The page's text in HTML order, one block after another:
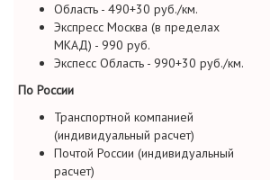
Область - 490+30 руб./км.
Экспресс Москва (в пределах
МКАД) - 990 руб.
Экспесс Область - 990+30 руб./км.
По России
Транспортной компанией
(индивидуальный расчет)
Почтой России (индивидуальный
расчет)